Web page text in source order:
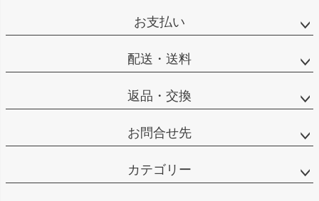
お支払い
配送・送料
返品・交換
お問合せ先
カテゴリー